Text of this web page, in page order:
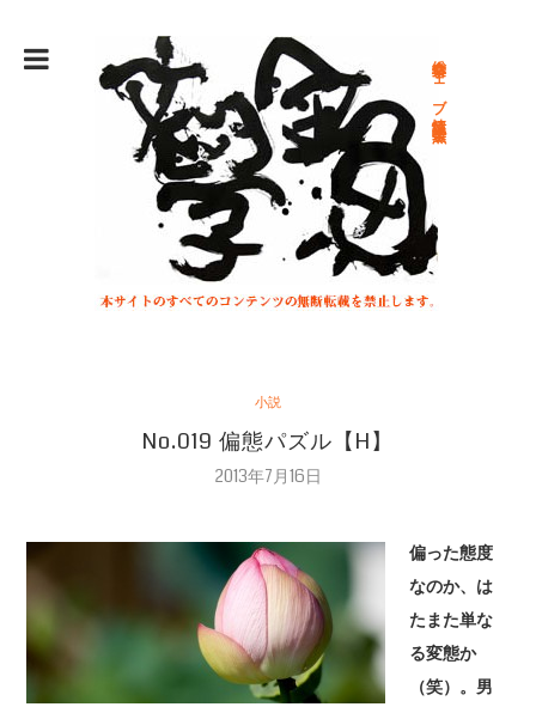
総合文学ウェブ情報誌 文学金魚
小説
No.019 偏態パズル【H】
2013年7月16日
偏った態度
なのか、は
たまた単な
る変態か
（笑）。男